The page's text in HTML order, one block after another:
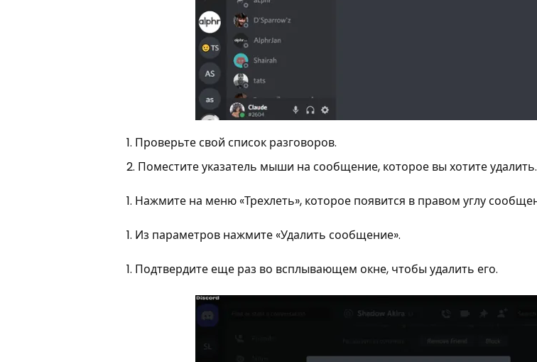
Проверьте свой список разговоров.
Поместите указатель мыши на сообщение, которое вы хотите удалить.
Нажмите на меню «Трехлеть», которое появится в правом углу
Из параметров нажмите «Удалить сообщение».
Подтвердите еще раз во всплывающем окне, чтобы удалить его.